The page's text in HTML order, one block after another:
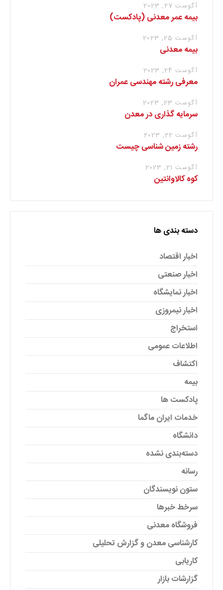
آگوست 27, 2023
بیمه عمر معدنی (پادکست)
آگوست 25, 2023
بیمه معدنی
آگوست 24, 2023
معرفی رشته مهندسی عمران
آگوست 23, 2023
سرمایه گذاری در معدن
آگوست 22, 2023
رشته زمین شناسی چیست
آگوست 21, 2023
کوه کالاوانتین
دسته بندی ها
اخبار اقتصاد
اخبار صنعتی
اخبار نمایشگاه
اخبار نیمروزی
استخراج
اطلاعات عمومی
اکتشاف
بیمه
پادکست ها
خدمات ایران ماگما
دانشگاه
دسته‌بندی نشده
رسانه
ستون نویسندگان
سرخط خبرها
فروشگاه معدنی
کارشناسی معدن و گزارش تحلیلی
کاریابی
گزارشات بازار